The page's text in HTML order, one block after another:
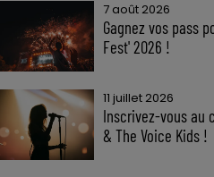
7 août 2026
Gagnez vos pass
Fest' 2026 !
11 juillet 2026
Inscrivez-vous au
& The Voice Kids !